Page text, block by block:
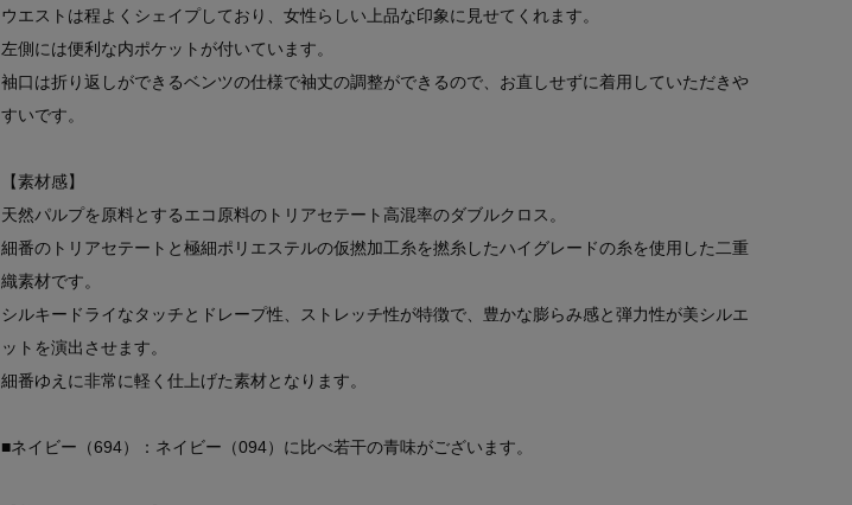
ウエストは程よくシェイプしており、女性らしい上品な印象に見せてくれます。
左側には便利な内ポケットが付いています。
袖口は折り返しができるベンツの仕様で袖丈の調整ができるので、お直しせずに着用していただきや
すいです。
【素材感】
天然パルプを原料とするエコ原料のトリアセテート高混率のダブルクロス。
細番のトリアセテートと極細ポリエステルの仮撚加工糸を撚糸したハイグレードの糸を使用した二重
織素材です。
シルキードライなタッチとドレープ性、ストレッチ性が特徴で、豊かな膨らみ感と弾力性が美シルエ
ットを演出させます。
細番ゆえに非常に軽く仕上げた素材となります。
■ネイビー（694）：ネイビー（094）に比べ若干の青味がございます。